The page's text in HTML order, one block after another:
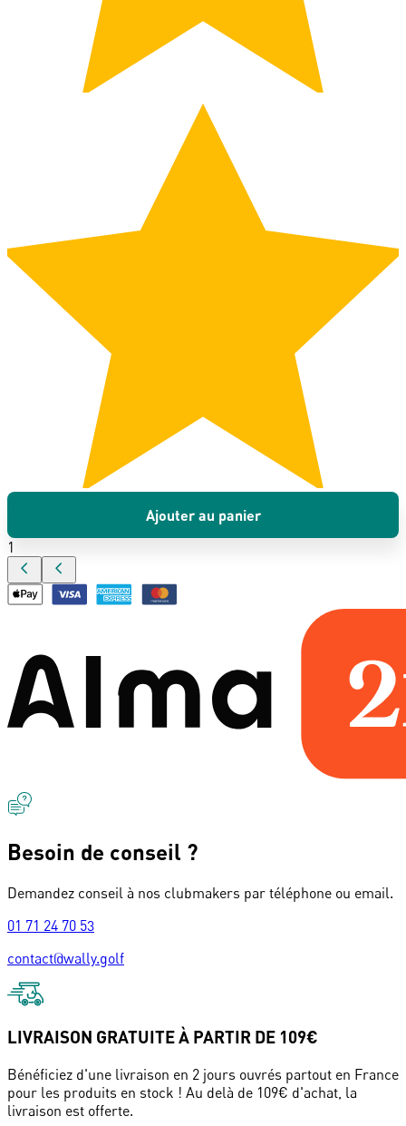
Ajouter au panier
1
Besoin de conseil ?
Demandez conseil à nos clubmakers par téléphone ou email.
01 71 24 70 53
contact@wally.golf
LIVRAISON GRATUITE À PARTIR DE 109€
Bénéficiez d'une livraison en 2 jours ouvrés partout en France
pour les produits en stock ! Au delà de 109€ d'achat, la
livraison est offerte.